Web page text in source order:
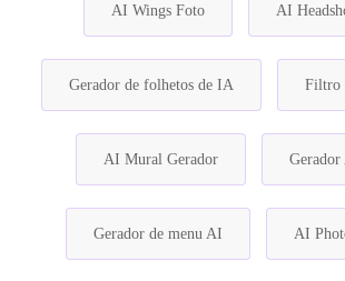
AI Wings Foto AI
Gerador de folhetos de IA Filtro
AI Mural Gerador
Gerador de menu AI AI